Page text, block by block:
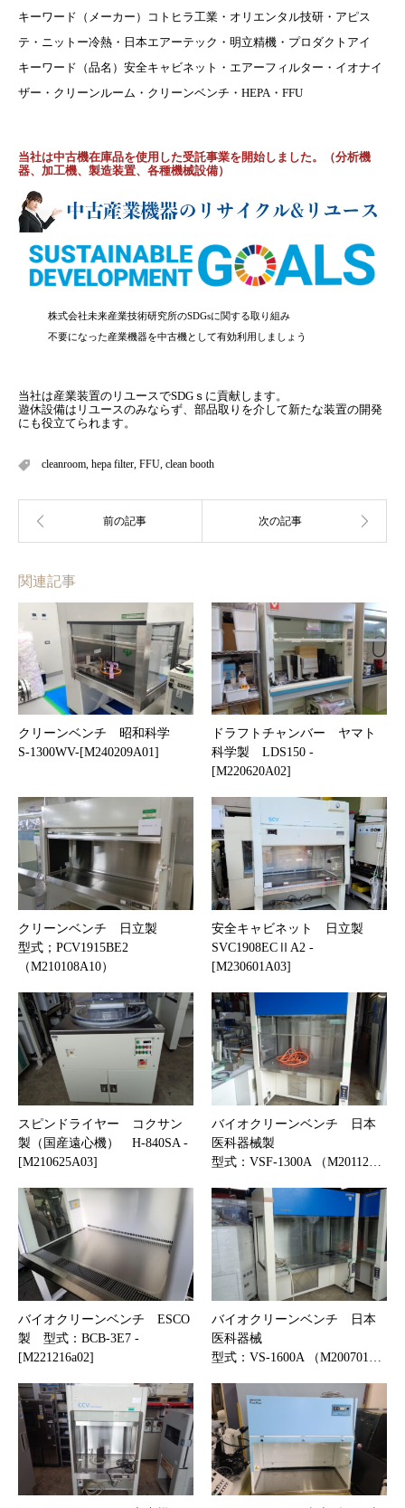
キーワード（メーカー）コトヒラ工業・オリエンタル技研・アピス
テ・ニットー冷熱・日本エアーテック・明立精機・プロダクトアイ
キーワード（品名）安全キャビネット・エアーフィルター・イオナイ
ザー・クリーンルーム・クリーンベンチ・HEPA・FFU
当社は中古機在庫品を使用した受託事業を開始しました。（分析機
器、加工機、製造装置、各種機械設備）
株式会社未来産業技術研究所のSDGsに関する取り組み
不要になった産業機器を中古機として有効利用しましょう
当社は産業装置のリユースでSDGｓに貢献します。
遊休設備はリユースのみならず、部品取りを介して新たな装置の開発
にも役立てられます。
cleanroom hepa filter FFU clean booth
関連記事
クリーンベンチ 昭和科学
S-1300WV-[M240209A01]
ドラフトチャンバー ヤマト
科学製 LDS150 -
[M220620A02]
クリーンベンチ 日立製
型式；PCV1915BE2
（M210108A10）
安全キャビネット 日立製
SVC1908ECⅡA2 -
[M230601A03]
スピンドライヤー コクサン
製（国産遠心機） H-840SA -
[M210625A03]
バイオクリーンベンチ 日本
医科器械製
型式：VSF-1300A （M20112…
バイオクリーンベンチ ESCO
製 型式：BCB-3E7 -
[M221216a02]
バイオクリーンベンチ 日本
医科器械
型式：VS-1600A （M200701…